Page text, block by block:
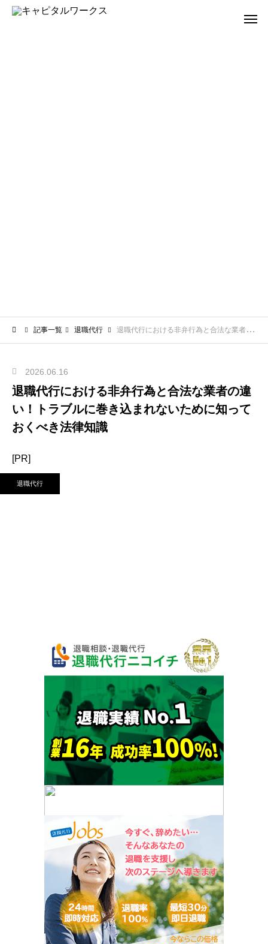
記事一覧 退職代行 退職代行における非弁行為と合法な業者の違い！トラブルに巻き込まれないために知っておくべき法律知識
2026.06.16
退職代行における非弁行為と合法な業者の違
い！トラブルに巻き込まれないために知って
おくべき法律知識
[PR]
退職代行